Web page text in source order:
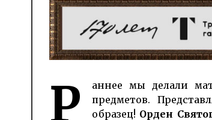
Р
аннее мы делали
предметов.
образец! Орден